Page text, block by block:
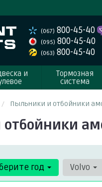
(067) 800-45-40
(095) 800-45-40
(063) 800-45-40
и
Тормозная
система
Пыльники и отбойники
год Volvo